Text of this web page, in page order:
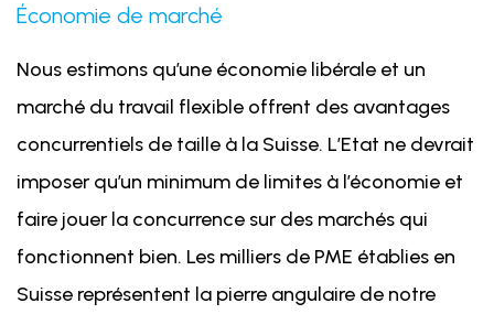
Économie de marché
Nous estimons qu’une économie libérale et un
marché du travail flexible offrent des avantages
concurrentiels de taille à la Suisse. L’Etat ne devrait
imposer qu’un minimum de limites à l’économie et
faire jouer la concurrence sur des marchés qui
fonctionnent bien. Les milliers de PME établies en
Suisse représentent la pierre angulaire de notre